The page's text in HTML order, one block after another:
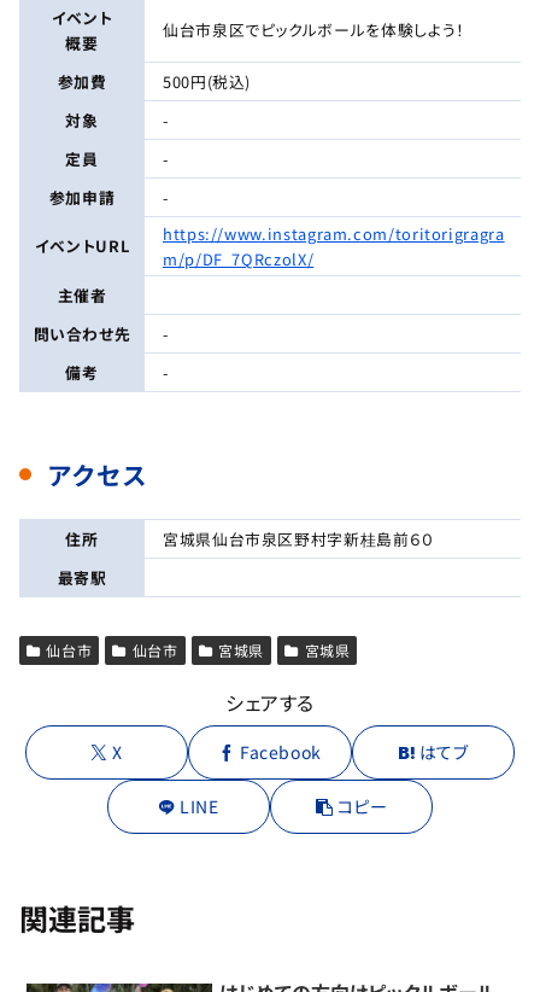
イベント
概要
仙台市泉区でピックルボールを体験しよう！
参加費
500円(税込)
対象
-
定員
-
参加申請
-
イベントURL
https://www.instagram.com/toritorigragra
m/p/DF_7QRczolX/
主催者
問い合わせ先
-
備考
-
アクセス
住所
宮城県仙台市泉区野村字新桂島前６０
最寄駅
仙台市 仙台市 宮城県 宮城県
シェアする
X Facebook はてブ
LINE コピー
関連記事